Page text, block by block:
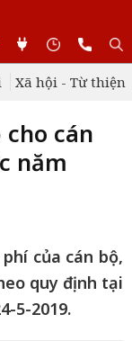
Xã hội - Từ thiện
cho cán
năm
của cán bộ,
quy định tại
5-2019.